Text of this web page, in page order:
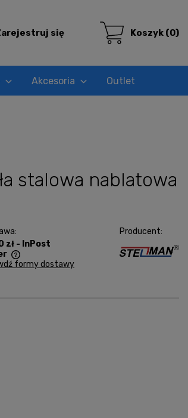
się Koszyk (0)
Akcesoria Outlet
stalowa nablatowa
zł - InPost
formy dostawy
Producent: